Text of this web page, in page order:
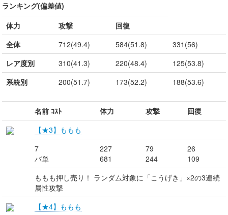
ランキング(偏差値)
体力
攻撃
回復
全体
712(49.4) 584(51.8)
331(56)
レア度別
310(41.3) 220(48.4)
125(53.8)
系統別
200(51.7) 173(52.2) 188(53.6)
名前 ｺｽﾄ 体力 攻撃
回復
【★3】ももも
7
バ単
227
681
79
244
26
109
ももも押し売り！ ランダム対象に「こうげき」×2の3連続
属性攻撃
【★4】ももも